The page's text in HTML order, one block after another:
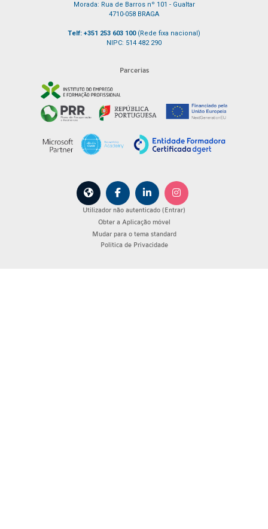
Morada: Rua de Barros nº 101 - Gualtar
4710-058 BRAGA
Telf: +351 253 603 100 (Rede fixa nacional)
NIPC: 514 482 290
Parcerias
Utilizador não autenticado (Entrar)
Obter a Aplicação móvel
Mudar para o tema standard
Política de Privacidade